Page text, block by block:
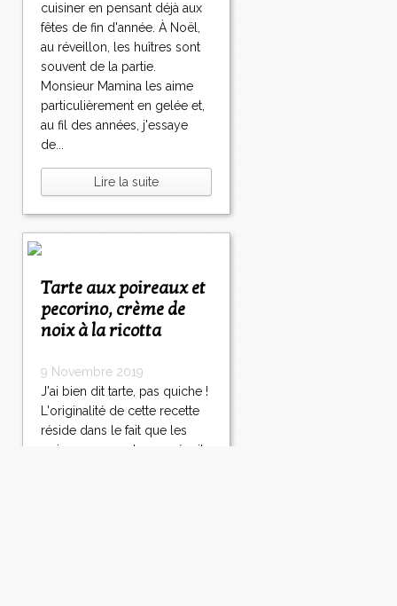
cuisiner en pensant déjà aux
fêtes de fin d'année. À Noël,
au réveillon, les huîtres sont
souvent de la partie.
Monsieur Mamina les aime
particulièrement en gelée et,
au fil des années, j'essaye
de...
Lire la suite
Tarte aux poireaux et
pecorino, crème de
noix à la ricotta
9 Novembre 2019
J'ai bien dit tarte, pas quiche !
L'originalité de cette recette
réside dans le fait que les
poireaux ne sont pas précuits